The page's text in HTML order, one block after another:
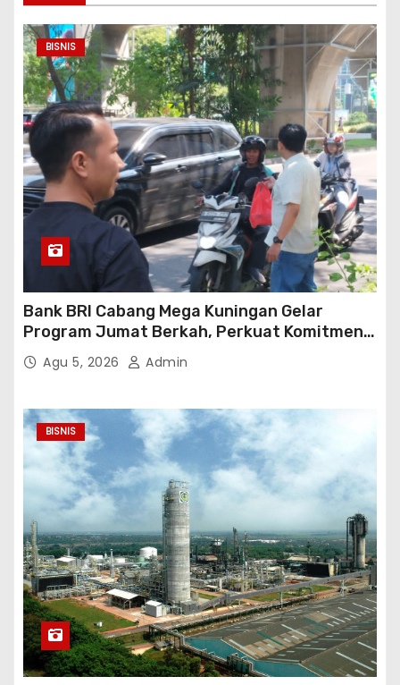
BISNIS
Bank BRI Cabang Mega Kuningan Gelar
Program Jumat Berkah, Perkuat Komitmen
untuk Saling Berbagai Kepada Masyarakat
Sekitar Kawasan Mega Kuningan
Agu 5, 2026 Admin
BISNIS